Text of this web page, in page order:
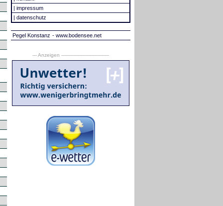
| impressum
| datenschutz
Pegel Konstanz - www.bodensee.net
--- Anzeigen --------------------------------